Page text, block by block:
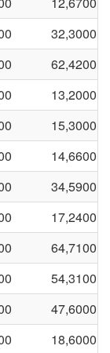
32,3000
62,4200
13,2000
15,3000
14,6600
34,5900
17,2400
64,7100
54,3100
47,6000
18,6000